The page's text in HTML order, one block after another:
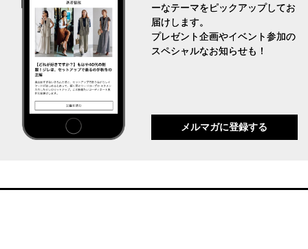
ーなテーマをピックアップしてお
届けします。
プレゼント企画やイベント参加の
スペシャルなお知らせも！
メルマガに登録する